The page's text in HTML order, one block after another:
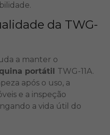
da TWG-
a manter o
portátil TWG-11A.
após o uso, a
e a inspeção
a vida útil do